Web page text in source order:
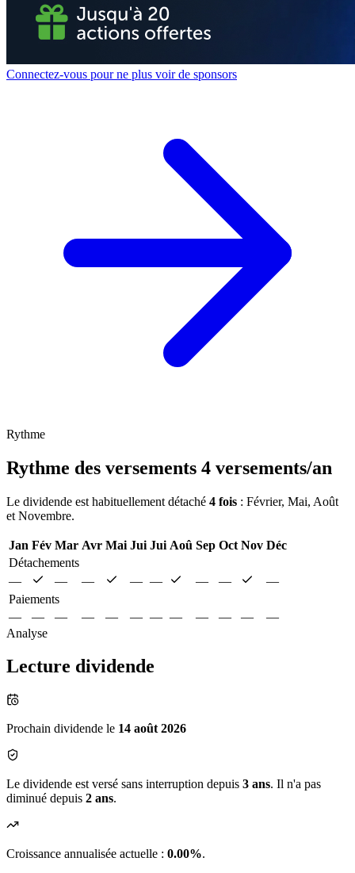
Connectez-vous pour ne plus voir de sponsors
Rythme
Rythme des versements 4 versements/an
Le dividende est habituellement détaché 4 fois : Février, Mai, Août
et Novembre.
Jan Fév Mar Avr Mai Jui Jui Aoû Sep Oct Nov Déc
Détachements
—
— — — — — —
—
Paiements
—
— — — — — — — — — —
—
Analyse
Lecture dividende
Prochain dividende le 14 août 2026
Le dividende est versé sans interruption depuis 3 ans. Il n'a pas
diminué depuis 2 ans.
Croissance annualisée actuelle : 0.00%.